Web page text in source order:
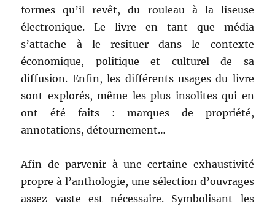
formes qu’il revêt, du rouleau à la liseuse
électronique. Le livre en tant que média
s’attache à le resituer dans le contexte
économique, politique et culturel de sa
diffusion. Enfin, les différents usages du livre
sont explorés, même les plus insolites qui en
ont été faits : marques de propriété,
annotations, détournement…
Afin de parvenir à une certaine exhaustivité
propre à l’anthologie, une sélection d’ouvrages
assez vaste est nécessaire. Symbolisant les